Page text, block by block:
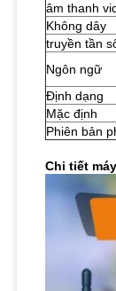
âm thanh
Không dây
truyền tần
Ngôn ngữ
Định dạng
Mặc định
Phiên bản
Chi tiết